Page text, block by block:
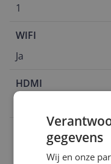
1
WIFI
Ja
HDMI
gegevens
Wij en onze